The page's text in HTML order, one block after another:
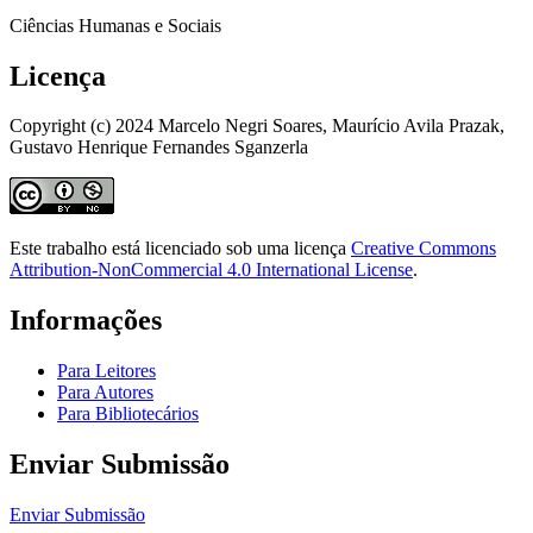
Ciências Humanas e Sociais
Licença
Copyright (c) 2024 Marcelo Negri Soares, Maurício Avila Prazak,
Gustavo Henrique Fernandes Sganzerla
Este trabalho está licenciado sob uma licença Creative Commons
Attribution-NonCommercial 4.0 International License.
Informações
Para Leitores
Para Autores
Para Bibliotecários
Enviar Submissão
Enviar Submissão